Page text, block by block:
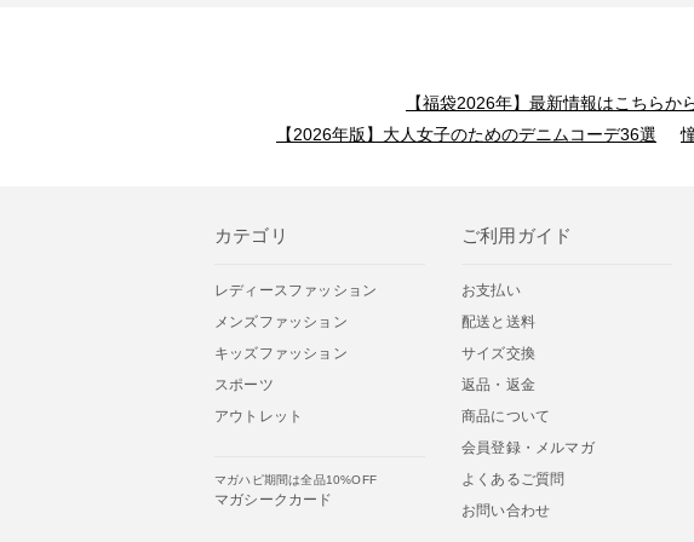
【福袋2026年】最新情報はこちらか
【2026年版】大人女子のためのデニムコーデ36選
カテゴリ
レディースファッション
メンズファッション
キッズファッション
スポーツ
アウトレット
マガハピ期間は全品10%OFF
マガシークカード
ご利用ガイド
お支払い
配送と送料
サイズ交換
返品・返金
商品について
会員登録・メルマガ
よくあるご質問
お問い合わせ